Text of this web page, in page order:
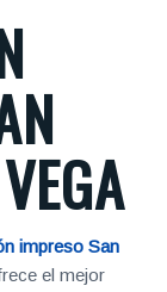
impreso San
el mejor